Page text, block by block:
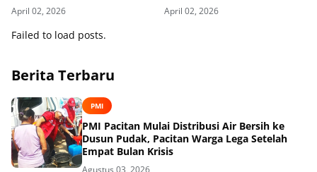
April 02, 2026 April 02, 2026
Failed to load posts.
Berita Terbaru
PMI
PMI Pacitan Mulai Distribusi Air Bersih ke
Dusun Pudak, Pacitan Warga Lega Setelah
Empat Bulan Krisis
Agustus 03, 2026